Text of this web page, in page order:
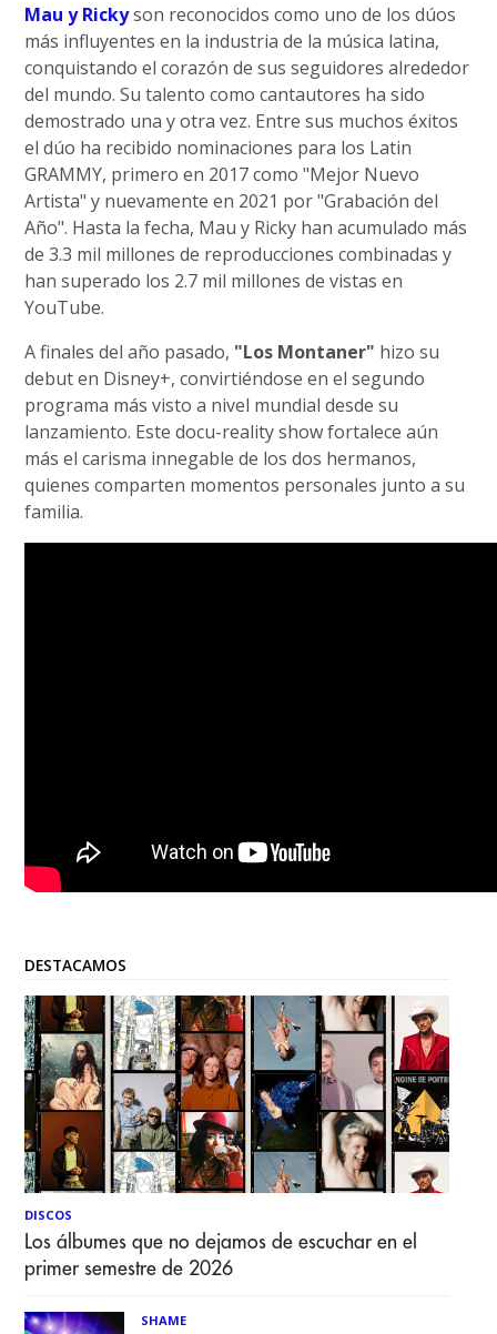
Mau y Rickyson reconocidos como uno de los dúos
más influyentes en la industria de la música latina,
conquistando el corazón de sus seguidores alrededor
del mundo. Su talento como cantautores ha sido
demostrado una y otra vez. Entre sus muchos éxitos
el dúo ha recibido nominaciones para los Latin
GRAMMY, primero en 2017 como "Mejor Nuevo
Artista" y nuevamente en 2021 por "Grabación del
Año". Hasta la fecha, Mau y Ricky han acumulado más
de 3.3 mil millones de reproducciones combinadas y
han superado los 2.7 mil millones de vistas en
YouTube.
A finales del año pasado, "Los Montaner" hizo su
debut en Disney+, convirtiéndose en el segundo
programa más visto a nivel mundial desde su
lanzamiento. Este docu-reality show fortalece aún
más el carisma innegable de los dos hermanos,
quienes comparten momentos personales junto a su
familia.
DESTACAMOS
DISCOS
Los álbumes que no dejamos de escuchar en el
primer semestre de 2026
SHAME